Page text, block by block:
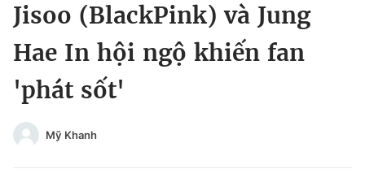
Chuyên mục
Chuyên mục khác
Chào ngày mới
Đổi mật khẩu
Tin đã lưu
Tin đã xem
Đăng xuất
Jisoo (BlackPink) và Jung
Hae In hội ngộ khiến fan
'phát sốt'
Mỹ Khanh